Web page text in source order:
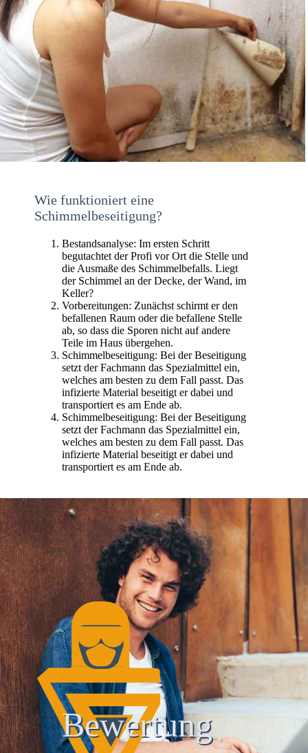
Wie funktioniert eine
Schimmelbeseitigung?
Bestandsanalyse: Im ersten Schritt
begutachtet der Profi vor Ort die Stelle und
die Ausmaße des Schimmelbefalls. Liegt
der Schimmel an der Decke, der Wand, im
Keller?
Vorbereitungen: Zunächst schirmt er den
befallenen Raum oder die befallene Stelle
ab, so dass die Sporen nicht auf andere
Teile im Haus übergehen.
Schimmelbeseitigung: Bei der Beseitigung
setzt der Fachmann das Spezialmittel ein,
welches am besten zu dem Fall passt. Das
infizierte Material beseitigt er dabei und
transportiert es am Ende ab.
Schimmelbeseitigung: Bei der Beseitigung
setzt der Fachmann das Spezialmittel ein,
welches am besten zu dem Fall passt. Das
infizierte Material beseitigt er dabei und
transportiert es am Ende ab.
Bewertung